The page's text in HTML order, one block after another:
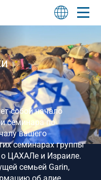
собой начало
семинара по
вашего
семинарах группы
ЦАХАЛе и Израиле.
семьей Garin,